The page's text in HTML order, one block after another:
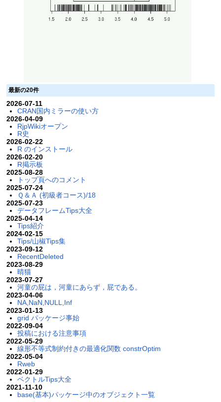
最新の20件
2026-07-11
CRAN国内ミラーの使い方
2026-04-09
RjpWikiオープン
R史
2026-02-22
R のインストール
2026-02-20
R掲示板
2025-08-28
トップ頁へのコメント
2025-07-24
Ｑ＆Ａ (初級者コース)/18
2025-07-23
データフレームTips大全
2025-04-14
Tips紹介
2024-02-15
Tips/山椒Tips集
2023-09-12
RecentDeleted
2023-08-29
晴猫
2023-07-27
河童の屁は，河童にあらず，屁である。
2023-04-06
NA,NaN,NULL,Inf
2023-01-13
grid パッケージ事始
2022-09-04
投稿における注意事項
2022-05-29
線形不等式制約付きの最適化関数 constrOptim
2022-05-04
Rweb
2022-01-29
ベクトルTips大全
2021-11-10
base(基本)パッケージ中のオブジェクト一覧